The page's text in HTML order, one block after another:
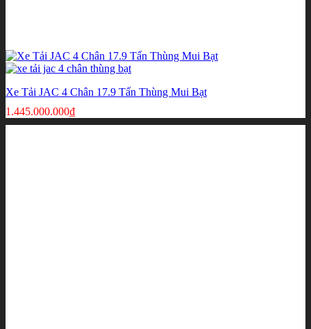
Xe Tải JAC 4 Chân 17.9 Tấn Thùng Mui Bạt
1.445.000.000₫